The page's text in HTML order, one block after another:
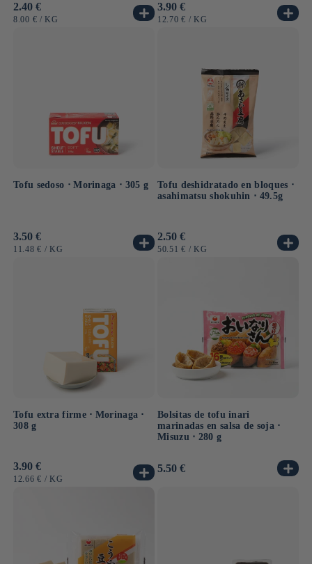
Precio
habitual
2.40 €
PRECIO
8.00 € / POR
KG
Precio
habitual
3.90 €
PRECIO
12.70 € / POR
KG
Tofu sedoso ⋅ Morinaga ⋅ 305 g
Precio
habitual
3.50 €
PRECIO
11.48 € / POR
KG
Tofu deshidratado en bloques ⋅
asahimatsu shokuhin ⋅ 49.5g
Precio
habitual
2.50 €
PRECIO
50.51 € / POR
KG
Tofu extra firme ⋅ Morinaga ⋅
308 g
Precio
habitual
3.90 €
PRECIO
12.66 € / POR
KG
Bolsitas de tofu inari
marinadas en salsa de soja ⋅
Misuzu ⋅ 280 g
Precio
5.50 €